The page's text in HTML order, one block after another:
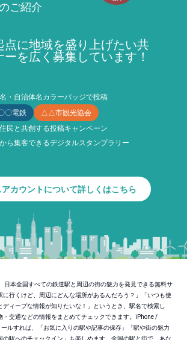
ご紹介
点に地域を盛り上げたい共
を広く募集しています！
・自治体名カラーバッジで投稿
〇電鉄
△△市観光協会
民と共創する投稿キャンペーン
ら集客できるデジタルスタンプラリー
アカウントについて詳しくはこちら
日本全国すべての鉄道駅と周辺の街の魅力を発見できる無料サ
に行くけど、周辺にどんな場所があるんだろう？」「いつも使
ディープな情報が知りたいな！」というとき、駅名で検索し
・交通などの情報をまとめてチェックできます。iPhone /
ルすれば、「お気に入りの駅や記事の保存」「駅や街の魅力
の駅へのチェックイン」も楽しめます。全国の駅と街で、あな